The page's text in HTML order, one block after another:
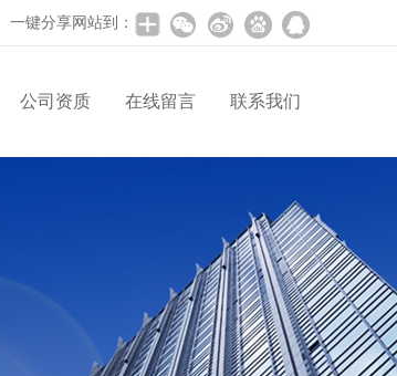
一键分享网站到：
公司资质 在线留言 联系我们